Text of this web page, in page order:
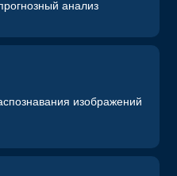
анализ
изображений